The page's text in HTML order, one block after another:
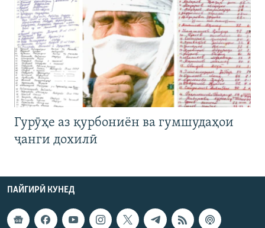
Гурӯҳе аз қурбониён ва гумшудаҳои
ҷанги дохилӣ
ПАЙГИРӢ КУНЕД